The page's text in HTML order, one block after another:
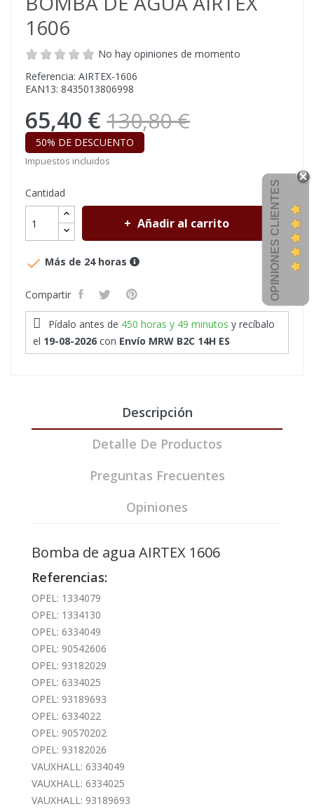
1606
No hay opiniones de momento
Referencia: AIRTEX-1606
EAN13: 8435013806998
65,40 € 130,80 €
50% DE DESCUENTO
Impuestos incluidos
Cantidad
Añadir al carrito
 Más de 24 horas
Compartir
Pídalo antes de 450 horas y 49 minutos y recíbalo
el 19-08-2026 con Envío MRW B2C 14H ES
Descripción
Detalle De Productos
Preguntas Frecuentes
Opiniones
Bomba de agua AIRTEX 1606
Referencias:
OPEL: 1334079
OPEL: 1334130
OPEL: 6334049
OPEL: 90542606
OPEL: 93182029
OPEL: 6334025
OPEL: 93189693
OPEL: 6334022
OPEL: 90570202
OPEL: 93182026
VAUXHALL: 6334049
VAUXHALL: 6334025
VAUXHALL: 93189693
OPINIONES CLIENTES